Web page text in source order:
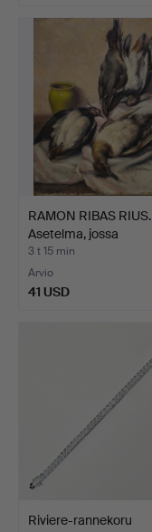
RAMON RIBAS RIUS.
Asetelma, jossa
ankanmet…
3 t 15 min
Arvio
41 USD
Riviere-rannekoru